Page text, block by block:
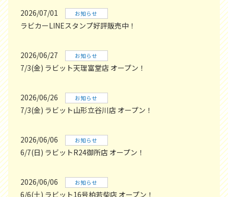
2026/07/01 お知らせ
ラビカーLINEスタンプ好評販売中！
2026/06/27 お知らせ
7/3(金) ラビット天理富堂店 オープン！
2026/06/26 お知らせ
7/3(金) ラビット山形立谷川店 オープン！
2026/06/06 お知らせ
6/7(日) ラビットR24御所店 オープン！
2026/06/06 お知らせ
6/6(土) ラビット16号柏若柴店 オープン！